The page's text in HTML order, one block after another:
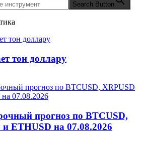
Search Button
тон доллару
прогноз по BTCUSD,
ETHUSD на 07.08.2026